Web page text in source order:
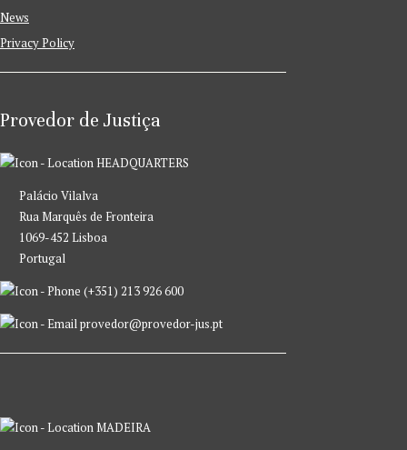
News
Privacy Policy
Provedor de Justiça
HEADQUARTERS
Palácio Vilalva
Rua Marquês de Fronteira
1069-452 Lisboa
Portugal
(+351) 213 926 600
provedor@provedor-jus.pt
MADEIRA